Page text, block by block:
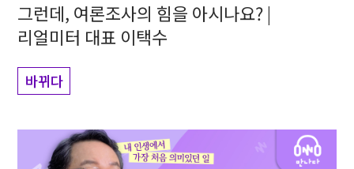
그런데, 여론조사의 힘을 아시나요? |
리얼미터 대표 이택수
바뀌다